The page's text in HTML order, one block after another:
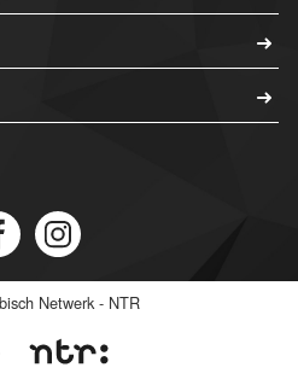
Netwerk - NTR